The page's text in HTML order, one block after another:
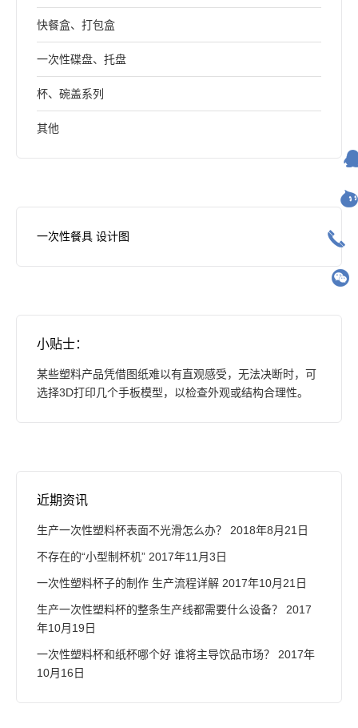
快餐盒、打包盒
一次性碟盘、托盘
杯、碗盖系列
其他
一次性餐具 设计图
小贴士：
某些塑料产品凭借图纸难以有直观感受，无法决断时，可
选择3D打印几个手板模型，以检查外观或结构合理性。
近期资讯
生产一次性塑料杯表面不光滑怎么办？ 2018年8月21日
不存在的“小型制杯机” 2017年11月3日
一次性塑料杯子的制作 生产流程详解 2017年10月21日
生产一次性塑料杯的整条生产线都需要什么设备？
2017
年10月19日
一次性塑料杯和纸杯哪个好 谁将主导饮品市场？
2017年
10月16日